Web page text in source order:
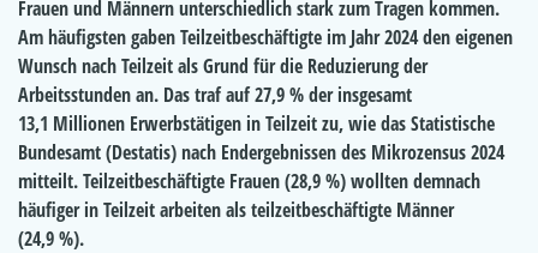
Frauen und Männern unterschiedlich stark zum Tragen kommen.
Am häufigsten gaben Teilzeitbeschäftigte im Jahr 2024 den eigenen
Wunsch nach Teilzeit als Grund für die Reduzierung der
Arbeitsstunden an. Das traf auf 27,9 % der insgesamt
13,1 Millionen Erwerbstätigen in Teilzeit zu, wie das Statistische
Bundesamt (Destatis) nach Endergebnissen des Mikrozensus 2024
mitteilt. Teilzeitbeschäftigte Frauen (28,9 %) wollten demnach
häufiger in Teilzeit arbeiten als teilzeitbeschäftigte Männer
(24,9 %).